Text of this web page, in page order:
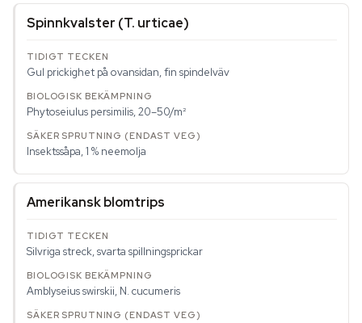
Spinnkvalster (T. urticae)
Gul prickighet på ovansidan, fin spindelväv
Phytoseiulus persimilis, 20–50/m²
Insektssåpa, 1 % neemolja
Amerikansk blomtrips
Silvriga streck, svarta spillningsprickar
Amblyseius swirskii, N. cucumeris